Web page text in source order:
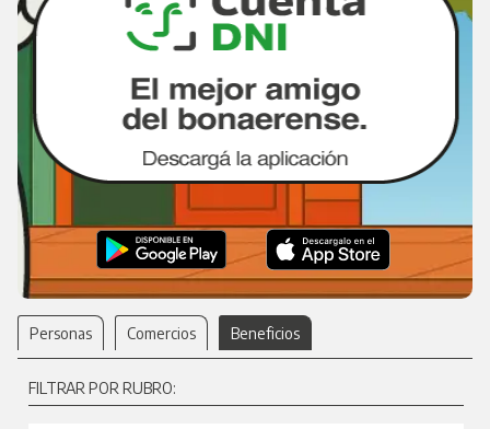
Personas Comercios Beneficios
FILTRAR POR RUBRO: